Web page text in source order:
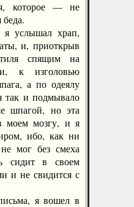
которое — не
беда.
храп,
и, приоткрыв
спящим на
к изголовью
а по одеялу
так и подмывало
шпагой, но эта
моем мозгу, и я
ибо, как ни
мог без смеха
сидит в своем
и не свидится с
я вошел в